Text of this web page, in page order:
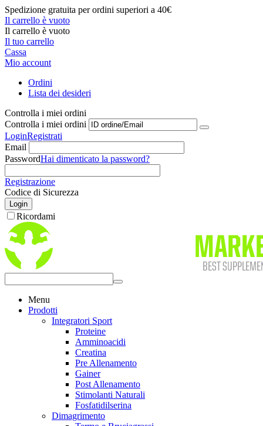
Spedizione gratuita per ordini superiori a 40€
Il carrello è vuoto
Il carrello è vuoto
Il tuo carrello
Cassa
Mio account
Ordini
Lista dei desideri
Controlla i miei ordini
Controlla i miei ordini
LoginRegistrati
Email
PasswordHai dimenticato la password?
Registrazione
Codice di Sicurezza
Login
Ricordami
Menu
Prodotti
Integratori Sport
Proteine
Amminoacidi
Creatina
Pre Allenamento
Gainer
Post Allenamento
Stimolanti Naturali
Fosfatidilserina
Dimagrimento